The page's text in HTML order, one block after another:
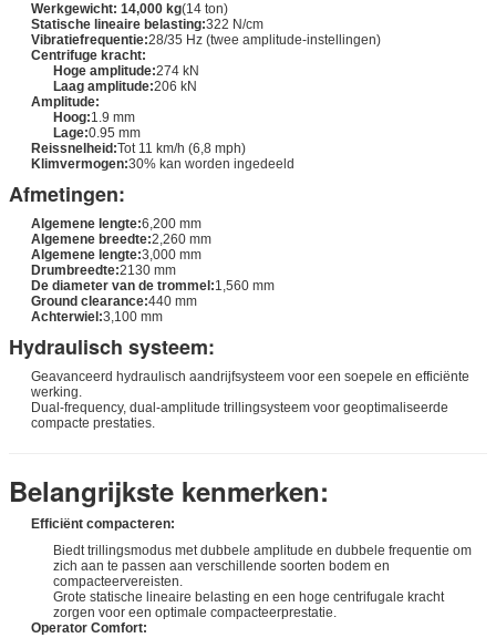
Werkgewicht: 14,000 kg(14 ton)
Statische lineaire belasting:322 N/cm
Vibratiefrequentie:28/35 Hz (twee amplitude-instellingen)
Centrifuge kracht:
Hoge amplitude:274 kN
Laag amplitude:206 kN
Amplitude:
Hoog:1.9 mm
Lage:0.95 mm
Reissnelheid:Tot 11 km/h (6,8 mph)
Klimvermogen:30% kan worden ingedeeld
Afmetingen:
Algemene lengte:6,200 mm
Algemene breedte:2,260 mm
Algemene lengte:3,000 mm
Drumbreedte:2130 mm
De diameter van de trommel:1,560 mm
Ground clearance:440 mm
Achterwiel:3,100 mm
Hydraulisch systeem:
Geavanceerd hydraulisch aandrijfsysteem voor een soepele en efficiënte
werking.
Dual-frequency, dual-amplitude trillingsysteem voor geoptimaliseerde
compacte prestaties.
Belangrijkste kenmerken:
Efficiënt compacteren:
Biedt trillingsmodus met dubbele amplitude en dubbele frequentie om
zich aan te passen aan verschillende soorten bodem en
compacteervereisten.
Grote statische lineaire belasting en een hoge centrifugale kracht
zorgen voor een optimale compacteerprestatie.
Operator Comfort: